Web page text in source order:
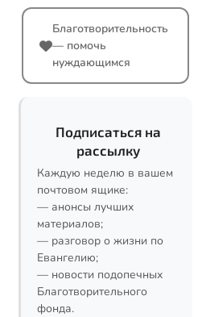
Благотворительность
— помочь
нуждающимся
Подписаться на
рассылку
Каждую неделю в вашем
почтовом ящике:
— анонсы лучших
материалов;
— разговор о жизни по
Евангелию;
— новости подопечных
Благотворительного
фонда.